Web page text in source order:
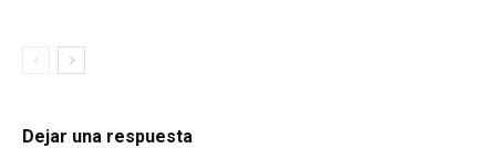
Dejar una respuesta